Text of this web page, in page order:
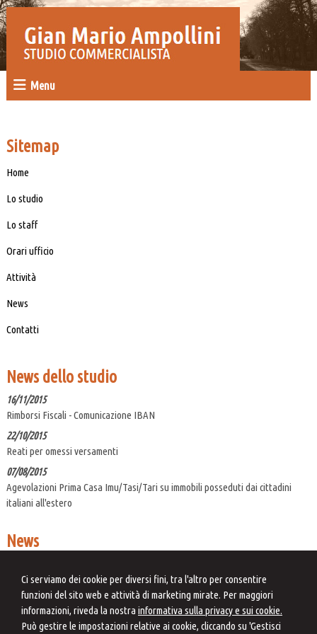
Ci serviamo dei cookie per diversi fini, tra l'altro per consentire
funzioni del sito web e attività di marketing mirate. Per maggiori
informazioni, riveda la nostra informativa sulla privacy e sui cookie.
Può gestire le impostazioni relative ai cookie, cliccando su 'Gestisci
Menu
Sitemap
Home
Lo studio
Lo staff
Orari ufficio
Attività
News
Contatti
News dello studio
16/11/2015
Rimborsi Fiscali - Comunicazione IBAN
22/10/2015
Reati per omessi versamenti
07/08/2015
Agevolazioni Prima Casa Imu/Tasi/Tari su immobili posseduti dai cittadini
italiani all'estero
News
Correzione errori contabili: una soluzione di compromesso
07/08/2026
Cooperative compliance: la mappatura dei rischi fiscali derivanti
dall'applicazione dei principi contabili